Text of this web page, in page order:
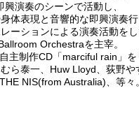
演奏のシーンで活動し、
体表現と音響的な即興演奏行
ーションによる演奏活動をし
Orchestraを主宰。
主制作CD「marciful rain」を
ら泰一、Huw Lloyd、荻野
NIS(from Australia)、等々